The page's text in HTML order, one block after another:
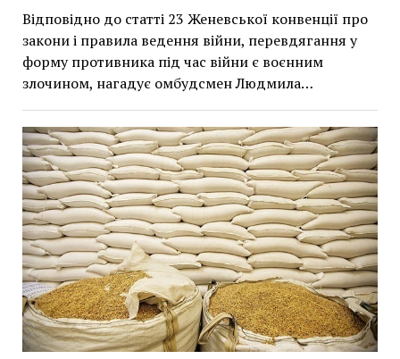
Відповідно до статті 23 Женевської конвенції про
закони і правила ведення війни, перевдягання у
форму противника під час війни є воєнним
злочином, нагадує омбудсмен Людмила…